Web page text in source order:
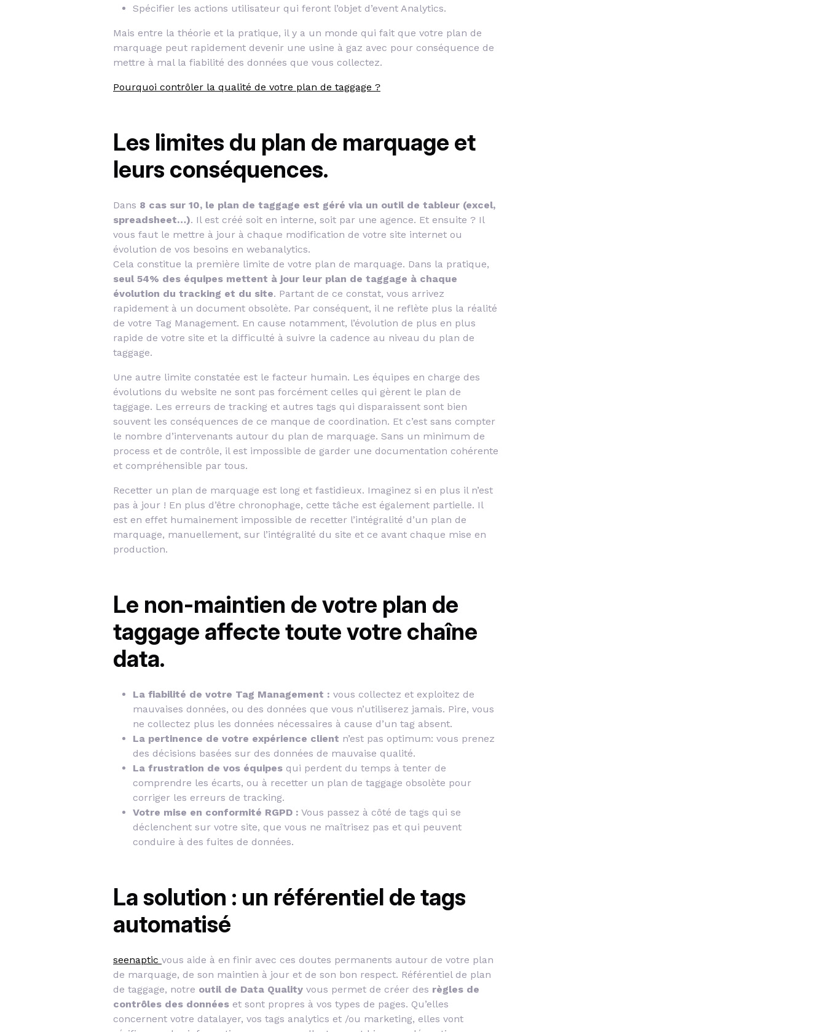
Spécifier les actions utilisateur qui feront l’objet d’event Analytics.
Mais entre la théorie et la pratique, il y a un monde qui fait que votre plan de
marquage peut rapidement devenir une usine à gaz avec pour conséquence de
mettre à mal la fiabilité des données que vous collectez.
Pourquoi contrôler la qualité de votre plan de taggage ?
Les limites du plan de marquage et
leurs conséquences.
Dans 8 cas sur 10, le plan de taggage est géré via un outil de tableur (excel,
spreadsheet…). Il est créé soit en interne, soit par une agence. Et ensuite ? Il
vous faut le mettre à jour à chaque modification de votre site internet ou
évolution de vos besoins en webanalytics.
Cela constitue la première limite de votre plan de marquage. Dans la pratique,
seul 54% des équipes mettent à jour leur plan de taggage à chaque
évolution du tracking et du site. Partant de ce constat, vous arrivez
rapidement à un document obsolète. Par conséquent, il ne reflète plus la réalité
de votre Tag Management. En cause notamment, l’évolution de plus en plus
rapide de votre site et la difficulté à suivre la cadence au niveau du plan de
taggage.
Une autre limite constatée est le facteur humain. Les équipes en charge des
évolutions du website ne sont pas forcément celles qui gèrent le plan de
taggage. Les erreurs de tracking et autres tags qui disparaissent sont bien
souvent les conséquences de ce manque de coordination. Et c’est sans compter
le nombre d’intervenants autour du plan de marquage. Sans un minimum de
process et de contrôle, il est impossible de garder une documentation cohérente
et compréhensible par tous.
Recetter un plan de marquage est long et fastidieux. Imaginez si en plus il n’est
pas à jour ! En plus d’être chronophage, cette tâche est également partielle. Il
est en effet humainement impossible de recetter l’intégralité d’un plan de
marquage, manuellement, sur l’intégralité du site et ce avant chaque mise en
production.
Le non-maintien de votre plan de
taggage affecte toute votre chaîne
data.
La fiabilité de votre Tag Management : vous collectez et exploitez de
mauvaises données, ou des données que vous n’utiliserez jamais. Pire, vous
ne collectez plus les données nécessaires à cause d’un tag absent.
La pertinence de votre expérience client n’est pas optimum: vous prenez
des décisions basées sur des données de mauvaise qualité.
La frustration de vos équipes qui perdent du temps à tenter de
comprendre les écarts, ou à recetter un plan de taggage obsolète pour
corriger les erreurs de tracking.
Votre mise en conformité RGPD : Vous passez à côté de tags qui se
déclenchent sur votre site, que vous ne maîtrisez pas et qui peuvent
conduire à des fuites de données.
La solution : un référentiel de tags
automatisé
seenaptic vous aide à en finir avec ces doutes permanents autour de votre plan
de marquage, de son maintien à jour et de son bon respect. Référentiel de plan
de taggage, notre outil de Data Quality vous permet de créer des règles de
contrôles des données et sont propres à vos types de pages. Qu’elles
concernent votre datalayer, vos tags analytics et /ou marketing, elles vont